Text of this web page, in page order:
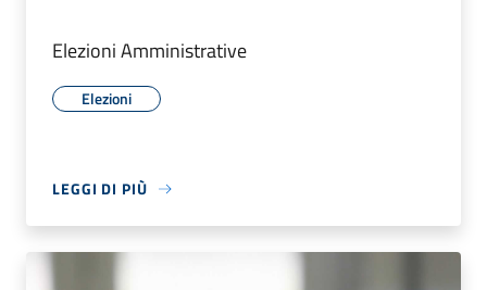
Elezioni Amministrative
Elezioni
LEGGI DI PIÙ